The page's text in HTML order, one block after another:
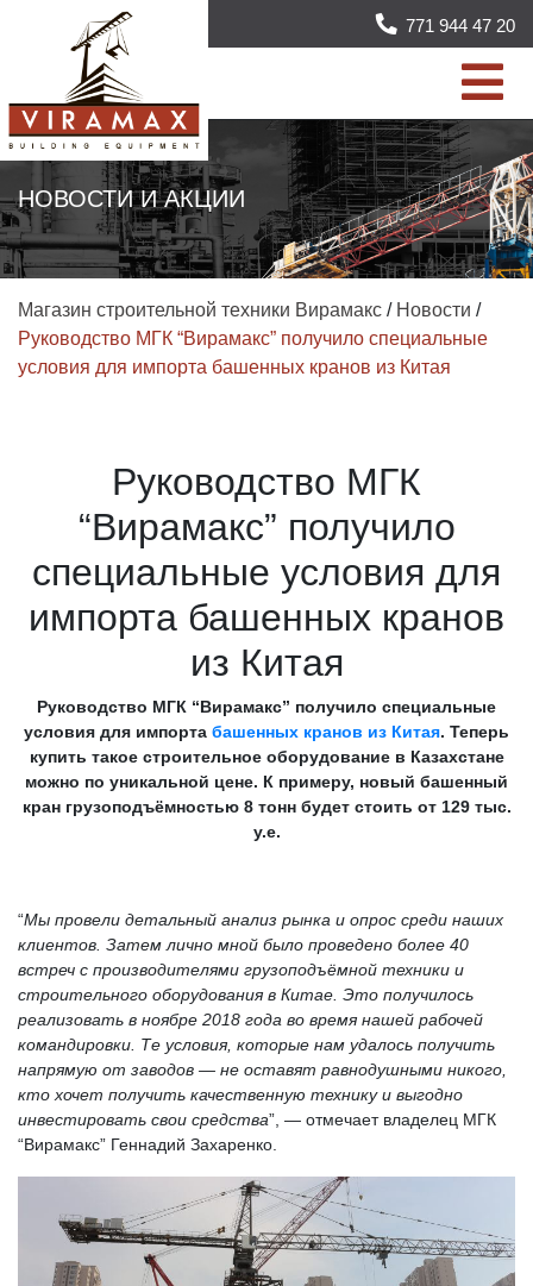
771 944 47 20
НОВОСТИ И АКЦИИ
Магазин строительной техники Вирамакс / Новости /
Руководство МГК “Вирамакс” получило специальные
условия для импорта башенных кранов из Китая
Руководство МГК
“Вирамакс” получило
специальные условия для
импорта башенных кранов
из Китая
Руководство МГК “Вирамакс” получило специальные
условия для импорта башенных кранов из Китая. Теперь
купить такое строительное оборудование в Казахстане
можно по уникальной цене. К примеру, новый башенный
кран грузоподъёмностью 8 тонн будет стоить от 129 тыс.
у.е.
“Мы провели детальный анализ рынка и опрос среди наших
клиентов. Затем лично мной было проведено более 40
встреч с производителями грузоподъёмной техники и
строительного оборудования в Китае. Это получилось
реализовать в ноябре 2018 года во время нашей рабочей
командировки. Те условия, которые нам удалось получить
напрямую от заводов — не оставят равнодушными никого,
кто хочет получить качественную технику и выгодно
инвестировать свои средства”, — отмечает владелец МГК
“Вирамакс” Геннадий Захаренко.